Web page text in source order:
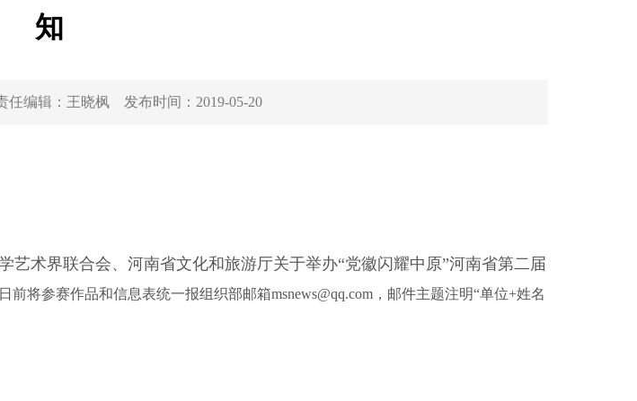
知
任编辑： 王晓枫 发布时间： 2019-05-20
艺术界联合会、河南省文化和旅游厅关于举办“党徽闪耀中原”河南省第二届
前将参赛作品和信息表统一报组织部邮箱msnews@qq.com，邮件主题注明“单位+姓名